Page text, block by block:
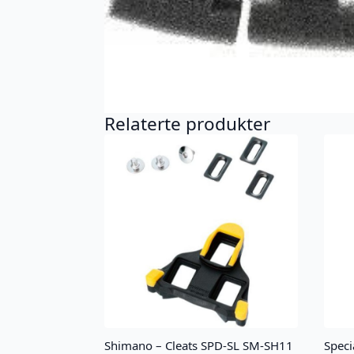
Relaterte produkter
Shimano – Cleats SPD-SL SM-SH11